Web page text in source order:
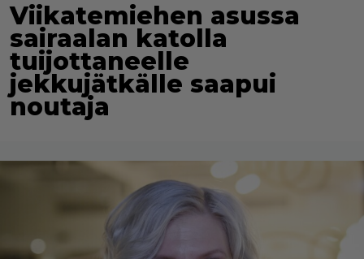
Viikatemiehen asussa
sairaalan katolla
tuijottaneelle
jekkujätkälle saapui
noutaja